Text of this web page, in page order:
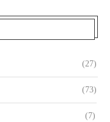
(27)
(73)
(7)